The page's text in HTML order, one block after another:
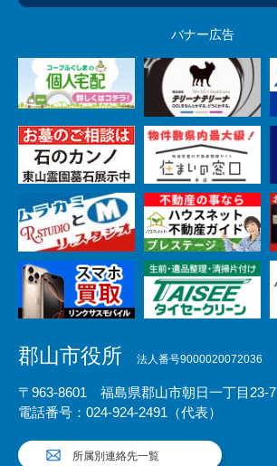
バナー広告
郡山市役所 法人番号9000020072036
〒963-8601 福島県郡山市朝日一丁目23-7
電話番号：024-924-2491（代表）
所属別連絡先一覧